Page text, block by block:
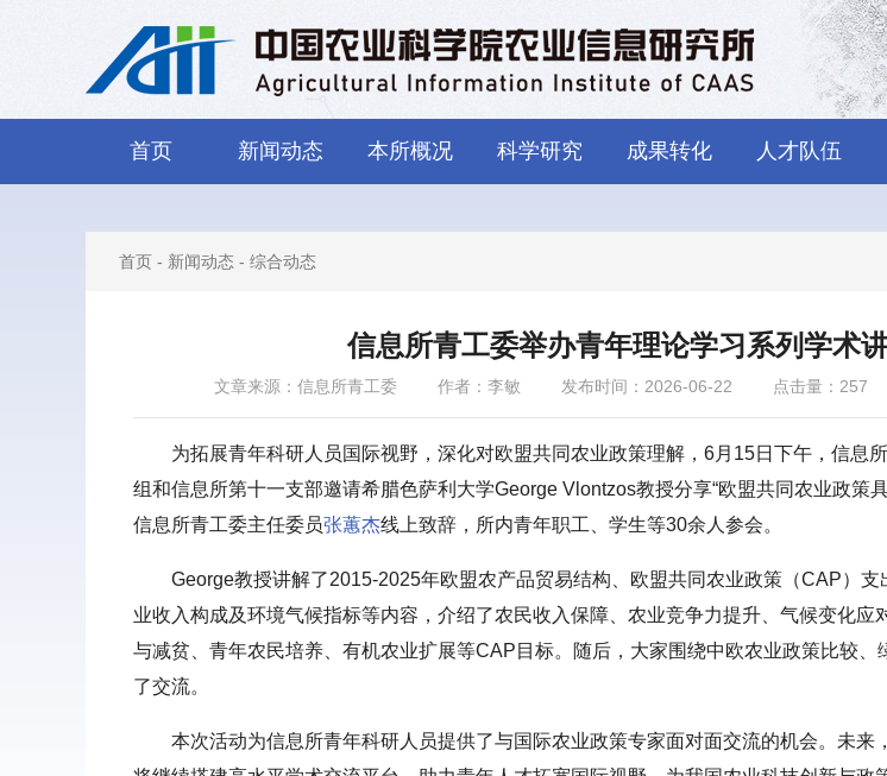
首页 新闻动态 本所概况 科学研究 成果转化 人才队伍
首页 - 新闻动态 - 综合动态
信息所青工委举办青年理论学习系列学术
文章来源：信息所青工委 作者：李敏 发布时间：2026-06-22 点击量： 257
为拓展青年科研人员国际视野，深化对欧盟共同农业政策理解，6月15日下午，信息
组和信息所第十一支部邀请希腊色萨利大学George Vlontzos教授分享“欧盟共同农业政策
信息所青工委主任委员张蕙杰线上致辞，所内青年职工、学生等30余人参会。
George教授讲解了2015-2025年欧盟农产品贸易结构、欧盟共同农业政策（CAP）
业收入构成及环境气候指标等内容，介绍了农民收入保障、农业竞争力提升、气候变化应
与减贫、青年农民培养、有机农业扩展等CAP目标。随后，大家围绕中欧农业政策比较、
了交流。
本次活动为信息所青年科研人员提供了与国际农业政策专家面对面交流的机会。未来